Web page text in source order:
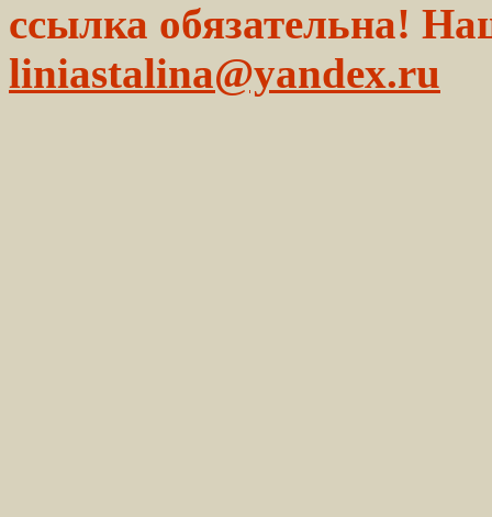
ссылка обязательна!
liniastalina@yandex.ru